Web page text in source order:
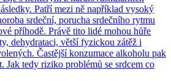
Patří mezi ně například vysoký
srdeční, porucha srdečního rytmu
příhodě. Právě tito lidé mohou hůře
dehydrataci, větší fyzickou zátěž i
Častější konzumace alkoholu pak
Jak tedy riziko problémů se srdcem co